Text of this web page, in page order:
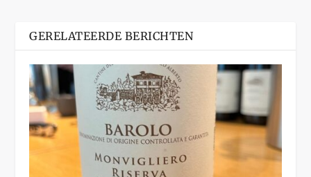
GERELATEERDE BERICHTEN